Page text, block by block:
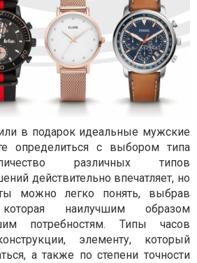
в подарок идеальные мужские
определиться с выбором типа
различных типов
действительно впечатляет, но
можно легко понять, выбрав
наилучшим образом
потребностям. Типы часов
элементу, который
а также по степени точности